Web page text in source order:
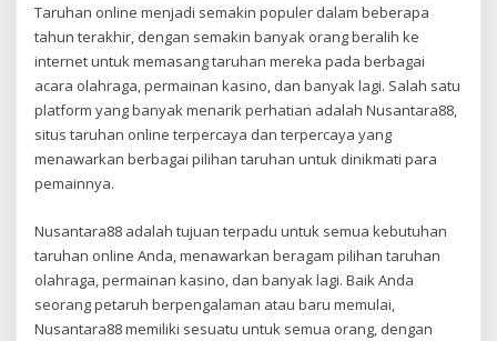
Taruhan online menjadi semakin populer dalam beberapa
tahun terakhir, dengan semakin banyak orang beralih ke
internet untuk memasang taruhan mereka pada berbagai
acara olahraga, permainan kasino, dan banyak lagi. Salah satu
platform yang banyak menarik perhatian adalah Nusantara88,
situs taruhan online terpercaya dan terpercaya yang
menawarkan berbagai pilihan taruhan untuk dinikmati para
pemainnya.
Nusantara88 adalah tujuan terpadu untuk semua kebutuhan
taruhan online Anda, menawarkan beragam pilihan taruhan
olahraga, permainan kasino, dan banyak lagi. Baik Anda
seorang petaruh berpengalaman atau baru memulai,
Nusantara88 memiliki sesuatu untuk semua orang, dengan